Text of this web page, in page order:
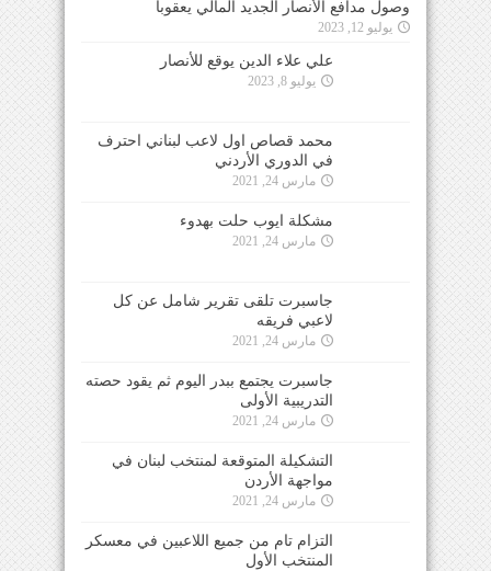
وصول مدافع الأنصار الجديد المالي يعقوبا
يوليو 12, 2023
علي علاء الدين يوقع للأنصار
يوليو 8, 2023
محمد قصاص اول لاعب لبناني احترف
في الدوري الأردني
مارس 24, 2021
مشكلة ايوب حلت بهدوء
مارس 24, 2021
جاسبرت تلقى تقرير شامل عن كل
لاعبي فريقه
مارس 24, 2021
جاسبرت يجتمع ببدر اليوم ثم يقود حصته
التدريبية الأولى
مارس 24, 2021
التشكيلة المتوقعة لمنتخب لبنان في
مواجهة الأردن
مارس 24, 2021
التزام تام من جميع اللاعبين في معسكر
المنتخب الأول